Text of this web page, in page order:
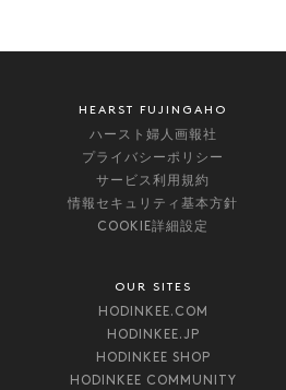
HEARST FUJINGAHO
ハースト婦人画報社
プライバシーポリシー
サービス利用規約
情報セキュリティ基本方針
COOKIE詳細設定
OUR SITES
HODINKEE.COM
HODINKEE.JP
HODINKEE SHOP
HODINKEE COMMUNITY